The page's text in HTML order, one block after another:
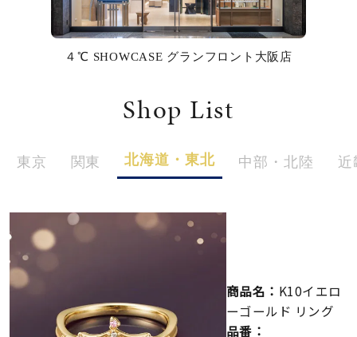
着用シーン
価格
在庫ありのみ すべて表示
４℃ SHOWCASE グランフロント大阪店
Shop List
東京 関東 北海道・東北 中部・北陸 近
商品名： K10イエロ
ーゴールド リング
品番：